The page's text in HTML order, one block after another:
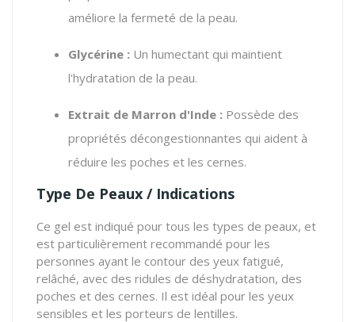
améliore la fermeté de la peau.
Glycérine : Un humectant qui maintient
l'hydratation de la peau.
Extrait de Marron d'Inde : Possède des
propriétés décongestionnantes qui aident à
réduire les poches et les cernes.
Type De Peaux / Indications
Ce gel est indiqué pour tous les types de peaux, et
est particulièrement recommandé pour les
personnes ayant le contour des yeux fatigué,
relâché, avec des ridules de déshydratation, des
poches et des cernes. Il est idéal pour les yeux
sensibles et les porteurs de lentilles.